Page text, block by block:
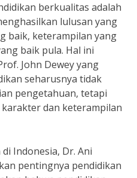
berkualitas adalah
lulusan yang
baik, keterampilan yang
baik pula. Hal ini
John Dewey yang
seharusnya tidak
pengetahuan, tetapi
dan keterampilan
Indonesia, Dr. Ani
pentingnya pendidikan